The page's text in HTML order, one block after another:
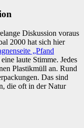
Diskussion voraus
2000 hat sich hier
„Pfand
laute Stimme. Jedes
Plastikmüll an. Rund
Das sind
die oft in der Natur